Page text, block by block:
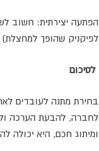
הפתעה יצירתית: חשוב
לפיקניק שהופך למחצלת)
לסיכום
בחירת מתנה לעובדים
לחברה, להבעת הערכה
ומיתוג חכם, היא יכולה